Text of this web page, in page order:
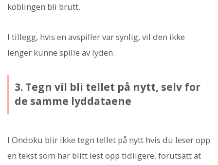
koblingen bli brutt.
I tillegg, hvis en avspiller var synlig, vil den ikke
lenger kunne spille av lyden.
3. Tegn vil bli tellet på nytt, selv for
de samme lyddataene
I Ondoku blir ikke tegn tellet på nytt hvis du leser opp
en tekst som har blitt lest opp tidligere, forutsatt at